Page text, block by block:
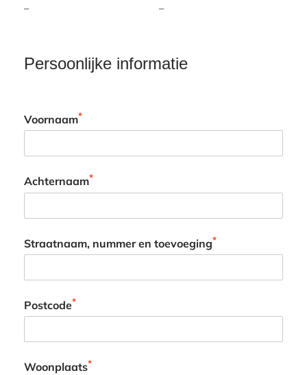
– –
Persoonlijke informatie
Voornaam*
Achternaam*
Straatnaam, nummer en toevoeging*
Postcode*
Woonplaats*